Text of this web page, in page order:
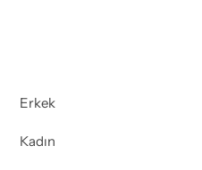
Erkek
Kadın